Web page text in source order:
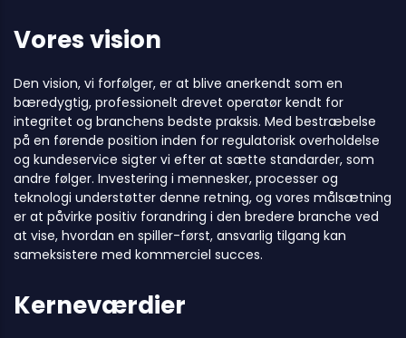
Vores vision
Den vision, vi forfølger, er at blive anerkendt som en
bæredygtig, professionelt drevet operatør kendt for
integritet og branchens bedste praksis. Med bestræbelse
på en førende position inden for regulatorisk overholdelse
og kundeservice sigter vi efter at sætte standarder, som
andre følger. Investering i mennesker, processer og
teknologi understøtter denne retning, og vores målsætning
er at påvirke positiv forandring i den bredere branche ved
at vise, hvordan en spiller-først, ansvarlig tilgang kan
sameksistere med kommerciel succes.
Kerneværdier